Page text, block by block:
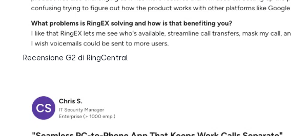
Recensione G2 di RingCentral